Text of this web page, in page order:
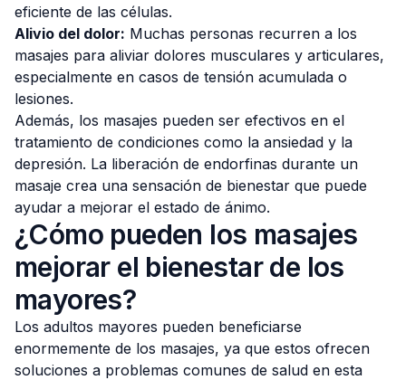
eficiente de las células.
Alivio del dolor: Muchas personas recurren a los
masajes para aliviar dolores musculares y articulares,
especialmente en casos de tensión acumulada o
lesiones.
Además, los masajes pueden ser efectivos en el
tratamiento de condiciones como la ansiedad y la
depresión. La liberación de endorfinas durante un
masaje crea una sensación de bienestar que puede
ayudar a mejorar el estado de ánimo.
¿Cómo pueden los masajes
mejorar el bienestar de los
mayores?
Los adultos mayores pueden beneficiarse
enormemente de los masajes, ya que estos ofrecen
soluciones a problemas comunes de salud en esta